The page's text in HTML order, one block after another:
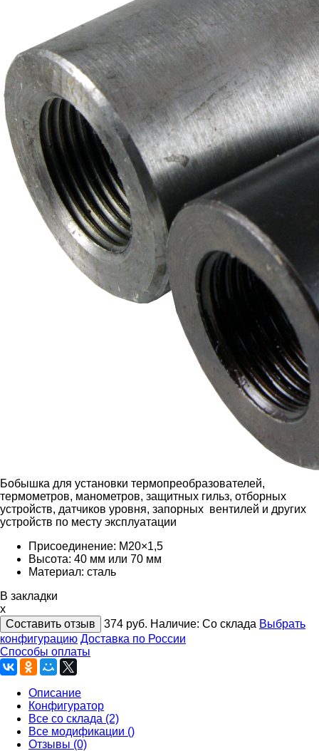
Бобышка для установки термопреобразователей,
термометров, манометров, защитных гильз, отборных
устройств, датчиков уровня, запорных вентилей и других
устройств по месту эксплуатации
Присоединение: М20×1,5
Высота: 40 мм или 70 мм
Материал: сталь
В закладки
x
Составить отзыв
374 руб. Наличие: Со склада Выбрать
конфигурацию Доставка по России
Способы оплаты
Описание
Конфигуратор
Все со склада (2)
Все модификации ()
Отзывы (0)